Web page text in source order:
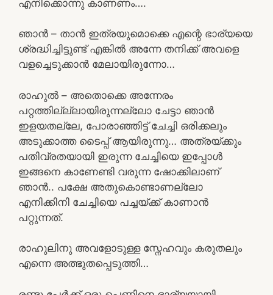
എനിക്കൊന്നു കാണണം….
ഞാൻ – താൻ ഇത്രയുമൊക്കെ എന്റെ ഭാര്യയെ
ശ്രദ്ധിച്ചിട്ടുണ്ട് എങ്കിൽ അന്നേ തനിക്ക് അവളെ
വളച്ചെടുക്കാൻ മേലായിരുന്നോ…
രാഹുൽ – അതൊക്കെ അന്നേരം
പറ്റത്തില്ല്ലായിരുന്നല്ലോ ചേട്ടാ ഞാൻ
ഇളയതല്ലേ, പോരാഞ്ഞിട്ട് ചേച്ചി ഒരിക്കലും
അടുക്കാത്ത ടൈപ്പ് ആയിരുന്നു… അത്രയ്ക്കും
പതിവ്രതയായി ഇരുന്ന ചേച്ചിയെ ഇപ്പോൾ
ഇങ്ങനെ കാണേണ്ടി വരുന്ന ഷോക്കിലാണ്
ഞാൻ.. പക്ഷേ അതുകൊണ്ടാണല്ലോ
എനിക്കിനി ചേച്ചിയെ പച്ചയ്ക്ക് കാണാൻ
പറ്റുന്നത്.
രാഹുലിനു അവളോടുള്ള സ്നേഹവും കരുതലും
എന്നെ അത്ഭുതപ്പെടുത്തി…